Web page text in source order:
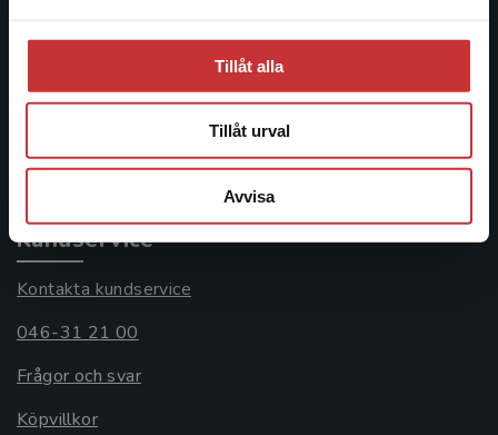
Tillåt alla
Tillåt urval
Avvisa
Box 141
Åkergränden 1
Kundservice
Kontakta kundservice
046-31 21 00
Frågor och svar
Köpvillkor